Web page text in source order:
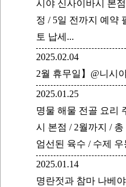
시야 신사이바시 본
정 / 5일 전까지 예약
토 납세...
2025.02.04
2월 휴무일】@니시
2025.01.25
명물 해물 전골 요리
시 본점 / 2월까지 /
엄선된 육수 / 수제 우
2025.01.14
명란젓과 참마 나베